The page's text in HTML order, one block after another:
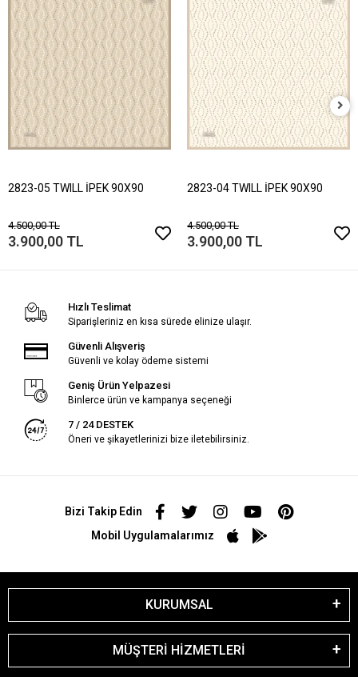
2823-05 TWILL İPEK 90X90
4.500,00 TL
3.900,00 TL
2823-04 TWILL İPEK 90X90
4.500,00 TL
3.900,00 TL
Hızlı Teslimat
Siparişleriniz en kısa sürede elinize ulaşır.
Güvenli Alışveriş
Güvenli ve kolay ödeme sistemi
Geniş Ürün Yelpazesi
Binlerce ürün ve kampanya seçeneği
7 / 24 DESTEK
Öneri ve şikayetlerinizi bize iletebilirsiniz.
Bizi Takip Edin
Mobil Uygulamalarımız
KURUMSAL
MÜŞTERİ HİZMETLERİ